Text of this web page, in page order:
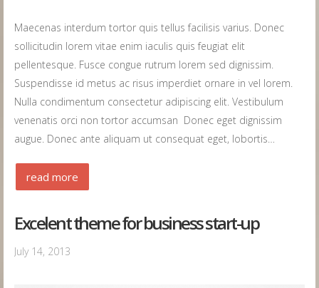
Maecenas interdum tortor quis tellus facilisis varius. Donec
sollicitudin lorem vitae enim iaculis quis feugiat elit
pellentesque. Fusce congue rutrum lorem sed dignissim.
Suspendisse id metus ac risus imperdiet ornare in vel lorem.
Nulla condimentum consectetur adipiscing elit. Vestibulum
venenatis orci non tortor accumsan Donec eget dignissim
augue. Donec ante aliquam ut consequat eget, lobortis…
read more
Excelent theme for business start-up
July 14, 2013